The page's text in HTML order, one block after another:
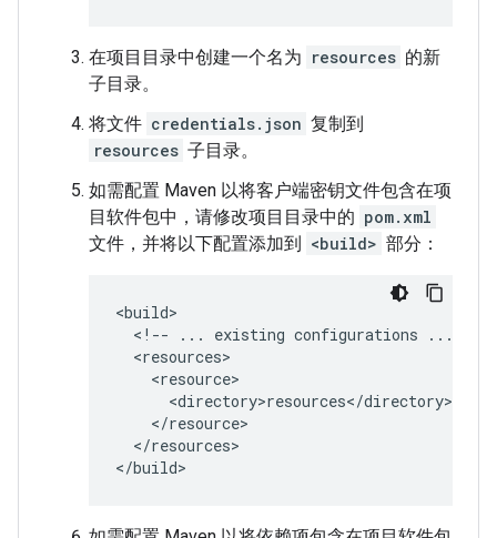
在项目目录中创建一个名为 resources 的新
子目录。
将文件 credentials.json 复制到
resources 子目录。
如需配置 Maven 以将客户端密钥文件包含在项
目软件包中，请修改项目目录中的 pom.xml
文件，并将以下配置添加到 <build> 部分：
<!--
... existing configurations ...
</resources>